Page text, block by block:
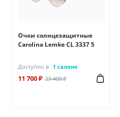
Очки солнцезащитные
Carolina Lemke CL 3337 5
Доступно в 1 салоне
11 700 ₽ 23 400 ₽